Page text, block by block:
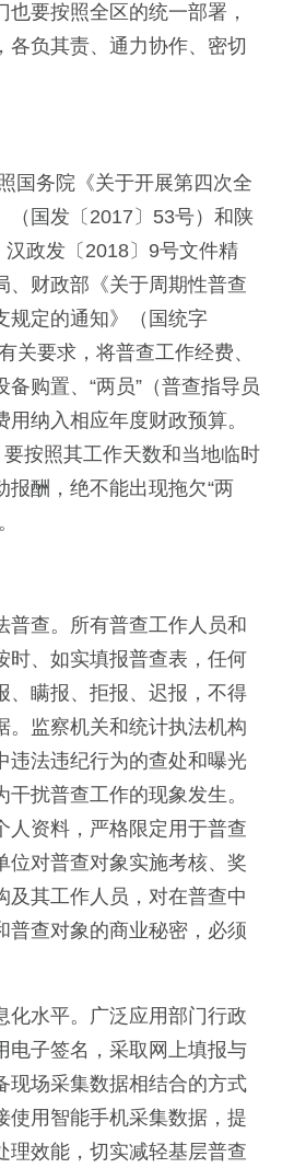
也要按照全区的统一部署，
各负其责、通力协作、密切
国务院《关于开展第四次全
（国发〔2017〕53号）和陕
政发〔2018〕9号文件精
、财政部《关于周期性普查
规定的通知》（国统字
关要求，将普查工作经费、
购置、“两员”（普查指导员
纳入相应年度财政预算。
要按照其工作天数和当地临时
报酬，绝不能出现拖欠“两
普查。 所有普查工作人员和
时、如实填报普查表，任何
、瞒报、拒报、迟报，不得
。监察机关和统计执法机构
违法违纪行为的查处和曝光
扰普查工作的现象发生。
人资料，严格限定用于普查
位对普查对象实施考核、奖
及其工作人员，对在普查中
普查对象的商业秘密，必须
化水平。 广泛应用部门行政
电子签名，采取网上填报与
现场采集数据相结合的方式
使用智能手机采集数据，提
理效能，切实减轻基层普查